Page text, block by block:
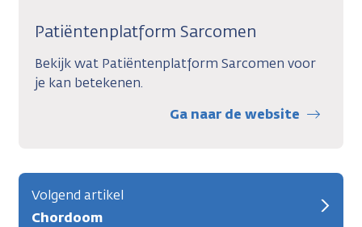
Patiëntenplatform Sarcomen
Bekijk wat Patiëntenplatform Sarcomen voor
je kan betekenen.
Ga naar de website
Volgend artikel
Chordoom